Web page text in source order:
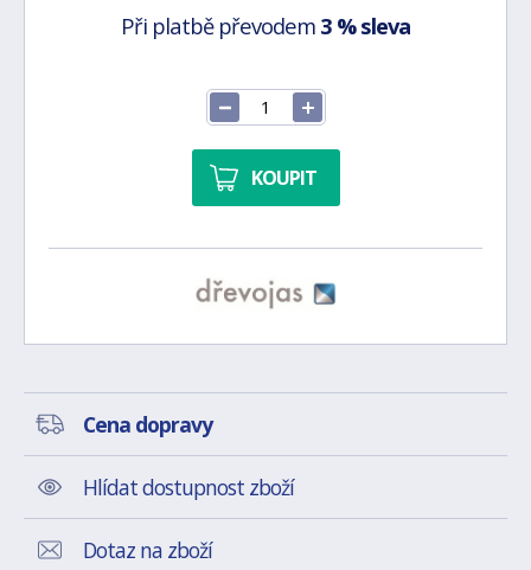
Při platbě převodem 3 % sleva
KOUPIT
Cena dopravy
Hlídat dostupnost zboží
Dotaz na zboží